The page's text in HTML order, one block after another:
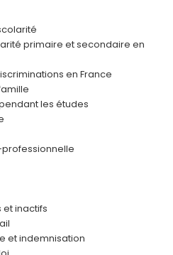
primaire et secondaire en
en France
les études
et inactifs
et indemnisation